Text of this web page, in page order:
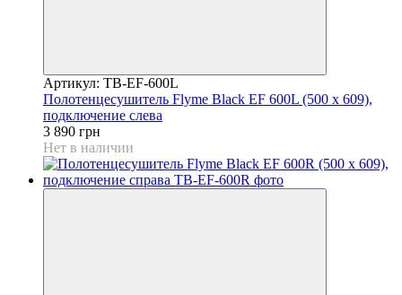
Артикул: TB-EF-600L
Полотенцесушитель Flyme Black EF 600L (500 х 609),
подключение слева
3 890 грн
Нет в наличии